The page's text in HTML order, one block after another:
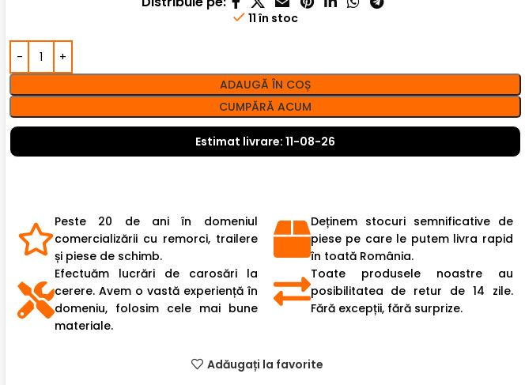
11 în stoc
ADAUGĂ ÎN COȘ
CUMPĂRĂ ACUM
Estimat livrare: 11-08-26
Peste 20 de ani în domeniul
comercializării cu remorci, trailere
și piese de schimb.
Efectuăm lucrări de carosări la
cerere. Avem o vastă experiență în
domeniu, folosim cele mai bune
materiale.
Deținem stocuri semnificative de
piese pe care le putem livra rapid
în toată România.
Toate produsele noastre au
posibilitatea de retur de 14 zile.
Fără excepții, fără surprize.
Adăugați la favorite